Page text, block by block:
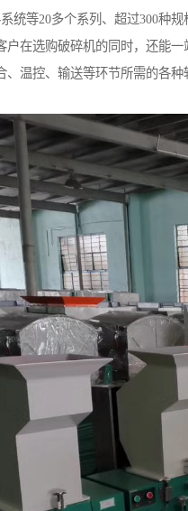
统等20多个系列、超过300种规
户在选购破碎机的同时，还能一
、温控、输送等环节所需的各种